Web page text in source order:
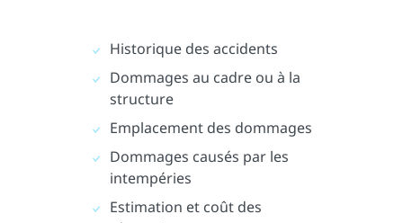
Historique des accidents
Dommages au cadre ou à la
structure
Emplacement des dommages
Dommages causés par les
intempéries
Estimation et coût des